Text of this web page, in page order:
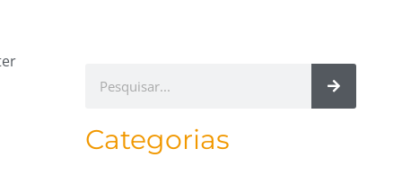
Categorias